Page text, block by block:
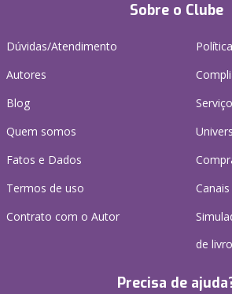
Sobre o Clube
Dúvidas/Atendimento
Autores
Blog
Quem somos
Fatos e Dados
Termos de uso
Contrato com o Autor
de
Precisa de